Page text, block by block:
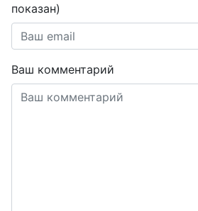
показан)
Ваш комментарий